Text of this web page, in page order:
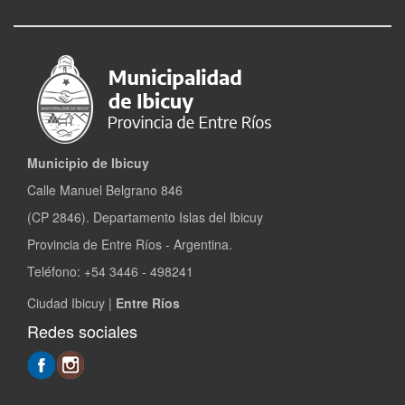
Municipio de Ibicuy
Calle Manuel Belgrano 846
(CP 2846). Departamento Islas del Ibicuy
Provincia de Entre Ríos - Argentina.
Teléfono: +54 3446 - 498241
Ciudad Ibicuy | Entre Ríos
Redes sociales